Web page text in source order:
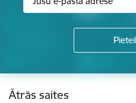
Kājene
Ātrās saites